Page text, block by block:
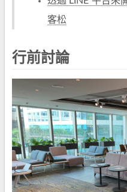
客松
行前討論